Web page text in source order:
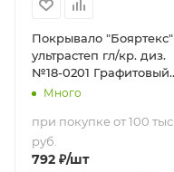
Покрывало "Бояртекс"
ультрастеп гл/кр. диз.
№18-0201 Графитовый
(верх/низ графитовый)
Много
при покупке от 100 тыс.
руб.
792 ₽/шт